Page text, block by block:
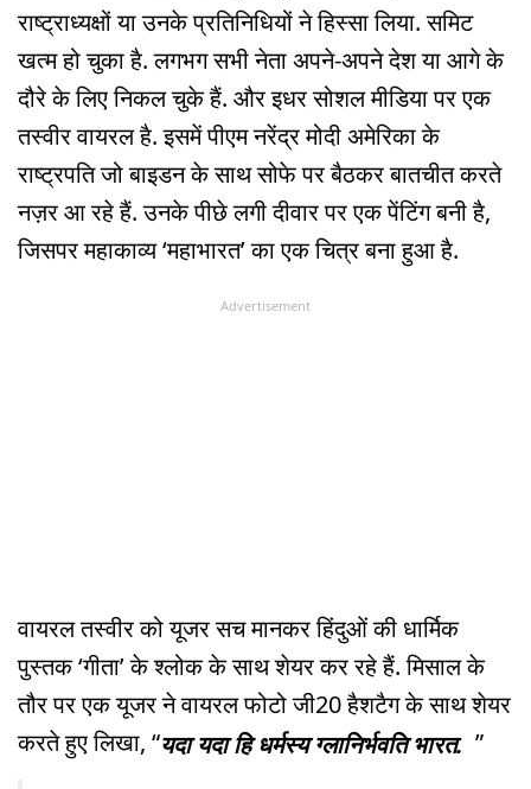
राष्ट्राध्यक्षों या उनके प्रतिनिधियों ने हिस्सा लिया. समिट
खत्म हो चुका है. लगभग सभी नेता अपने-अपने देश या आगे के
दौरे के लिए निकल चुके हैं. और इधर सोशल मीडिया पर एक
तस्वीर वायरल है. इसमें पीएम नरेंद्र मोदी अमेरिका के
राष्ट्रपति जो बाइडन के साथ सोफे पर बैठकर बातचीत करते
नज़र आ रहे हैं. उनके पीछे लगी दीवार पर एक पेंटिंग बनी है,
जिसपर महाकाव्य ‘महाभारत’ का एक चित्र बना हुआ है.
Advertisement
वायरल तस्वीर को यूजर सच मानकर हिंदुओं की धार्मिक
पुस्तक ‘गीता’ के श्लोक के साथ शेयर कर रहे हैं. मिसाल के
तौर पर एक यूजर ने वायरल फोटो जी20 हैशटैग के साथ शेयर
करते हुए लिखा, “यदा यदा हि धर्मस्य ग्लानिर्भवति भारत. ”